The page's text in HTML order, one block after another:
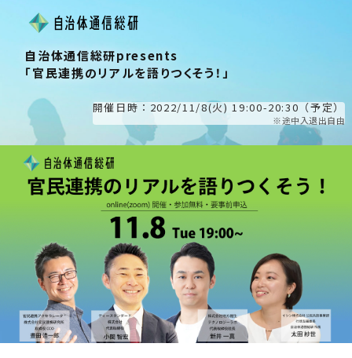
自治体通信総研presents
「官民連携のリアルを語りつくそう！」
開催日時：2022/11/8(火) 19:00-20:30（予定）
※途中入退出自由